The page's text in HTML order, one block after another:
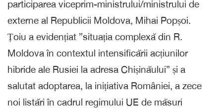
participarea viceprim-ministrului/ministrului de
externe al Republicii Moldova, Mihai Popșoi.
Țoiu a evidențiat ”situația complexă din R.
Moldova în contextul intensificării acțiunilor
hibride ale Rusiei la adresa Chișinăului” și a
salutat adoptarea, la inițiativa României, a zece
noi listări în cadrul regimului UE de măsuri